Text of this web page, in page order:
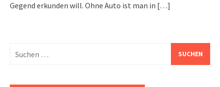
Gegend erkunden will. Ohne Auto ist man in […]
nach: